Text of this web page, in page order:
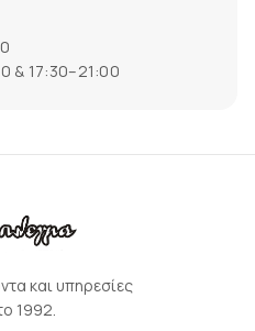
& 17:30–21:00
και υπηρεσίες
1992.